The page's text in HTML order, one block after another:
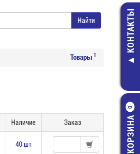
КОНТАКТЫ
КОРЗИНА
0
Товары 1
Наличие Заказ
40 шт